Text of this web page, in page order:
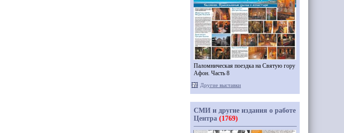
Паломническая поездка на Святую гору
Афон. Часть 8
Другие выставки
СМИ и другие издания о работе
Центра (1769)